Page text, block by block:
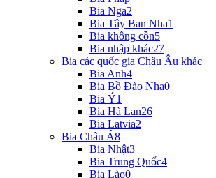
Bia Nga2
Bia Tây Ban Nha1
Bia không cồn5
Bia nhập khác27
Bia các quốc gia Châu Âu khác
Bia Anh4
Bia Bồ Đào Nha0
Bia Ý1
Bia Hà Lan26
Bia Latvia2
Bia Châu Á8
Bia Nhật3
Bia Trung Quốc4
Bia Lào0